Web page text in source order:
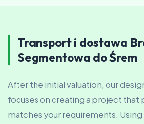
Transport i dostawa
Segmentowa do Śrem
After the initial valuation, our
focuses on creating a project that
matches your requirements.